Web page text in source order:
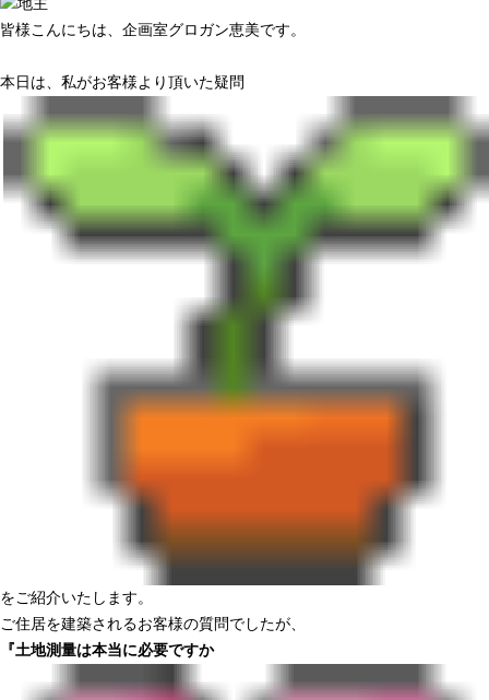
皆様こんにちは、企画室グロガン恵美です。
本日は、私がお客様より頂いた疑問
をご紹介いたします。
ご住居を建築されるお客様の質問でしたが、
『土地測量は本当に必要ですか